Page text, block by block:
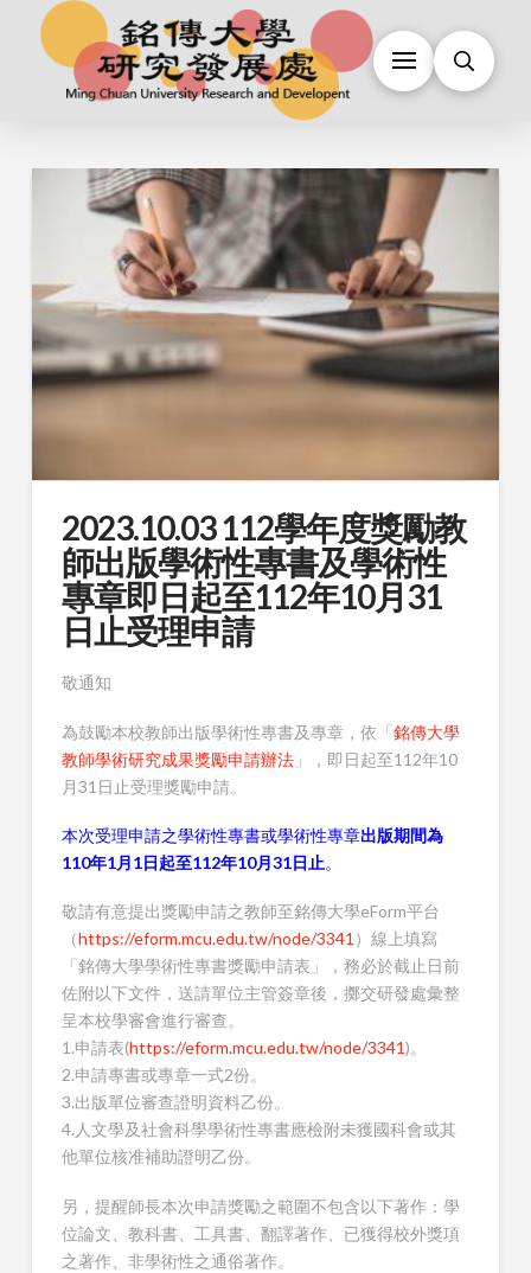
2023.10.03 112學年度獎勵教
師出版學術性專書及學術性
專章即日起至112年10月31
日止受理申請
敬通知
為鼓勵本校教師出版學術性專書及專章，依「銘傳大學
教師學術研究成果獎勵申請辦法」，即日起至112年10
月31日止受理獎勵申請。
本次受理申請之學術性專書或學術性專章出版期間為
110年1月1日起至112年10月31日止。
敬請有意提出獎勵申請之教師至銘傳大學eForm平台
（https://eform.mcu.edu.tw/node/3341）線上填寫
「銘傳大學學術性專書獎勵申請表」，務必於截止日前
佐附以下文件，送請單位主管簽章後，擲交研發處彙整
呈本校學審會進行審查。
1.申請表(https://eform.mcu.edu.tw/node/3341)。
2.申請專書或專章一式2份。
3.出版單位審查證明資料乙份。
4.人文學及社會科學學術性專書應檢附未獲國科會或其
他單位核准補助證明乙份。
另，提醒師長本次申請獎勵之範圍不包含以下著作：學
位論文、教科書、工具書、翻譯著作、已獲得校外獎項
之著作、非學術性之通俗著作。